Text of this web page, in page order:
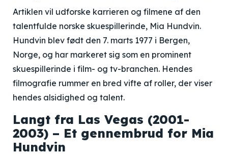
Artiklen vil udforske karrieren og filmene af den
talentfulde norske skuespillerinde, Mia Hundvin.
Hundvin blev født den 7. marts 1977 i Bergen,
Norge, og har markeret sig som en prominent
skuespillerinde i film- og tv-branchen. Hendes
filmografie rummer en bred vifte af roller, der viser
hendes alsidighed og talent.
Langt fra Las Vegas (2001-
2003) – Et gennembrud for Mia
Hundvin